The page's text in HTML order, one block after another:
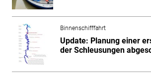
Binnenschifffahrt
Update: Planung einer
der Schleusungen